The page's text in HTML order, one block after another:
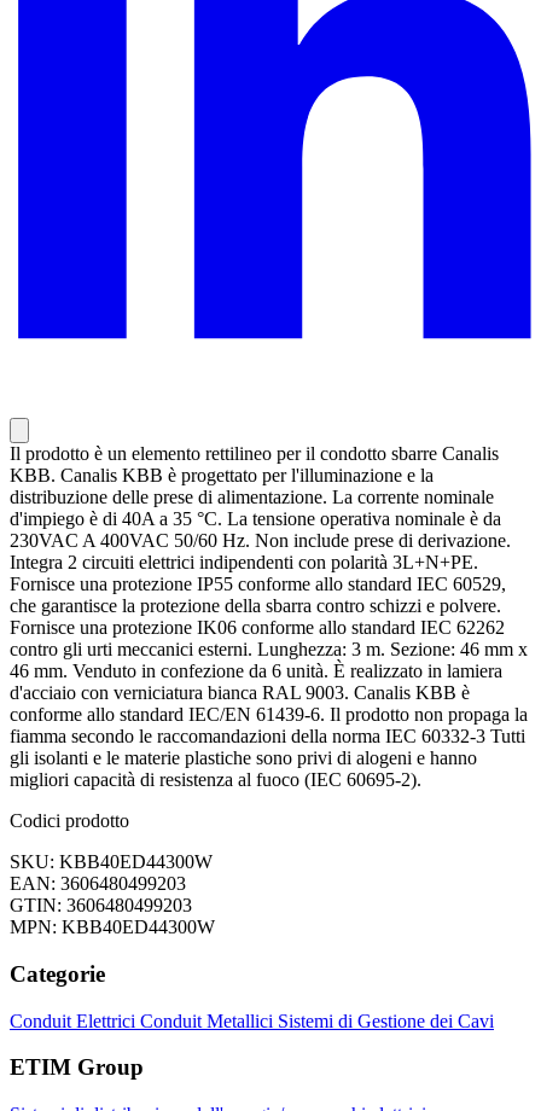
Il prodotto è un elemento rettilineo per il condotto sbarre Canalis
KBB. Canalis KBB è progettato per l'illuminazione e la
distribuzione delle prese di alimentazione. La corrente nominale
d'impiego è di 40A a 35 °C. La tensione operativa nominale è da
230VAC A 400VAC 50/60 Hz. Non include prese di derivazione.
Integra 2 circuiti elettrici indipendenti con polarità 3L+N+PE.
Fornisce una protezione IP55 conforme allo standard IEC 60529,
che garantisce la protezione della sbarra contro schizzi e polvere.
Fornisce una protezione IK06 conforme allo standard IEC 62262
contro gli urti meccanici esterni. Lunghezza: 3 m. Sezione: 46 mm x
46 mm. Venduto in confezione da 6 unità. È realizzato in lamiera
d'acciaio con verniciatura bianca RAL 9003. Canalis KBB è
conforme allo standard IEC/EN 61439-6. Il prodotto non propaga la
fiamma secondo le raccomandazioni della norma IEC 60332-3 Tutti
gli isolanti e le materie plastiche sono privi di alogeni e hanno
migliori capacità di resistenza al fuoco (IEC 60695-2).
Codici prodotto
SKU: KBB40ED44300W
EAN: 3606480499203
GTIN: 3606480499203
MPN: KBB40ED44300W
Categorie
Conduit Elettrici Conduit Metallici Sistemi di Gestione dei Cavi
ETIM Group